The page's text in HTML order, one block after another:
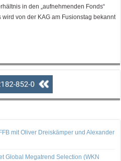
in den „aufnehmenden Fonds“
von der KAG am Fusionstag bekannt
mit Oliver Dreiskämper und Alexander
Global Megatrend Selection (WKN